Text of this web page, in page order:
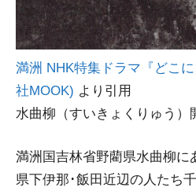
満洲 NHK特集ドラマ『どこ
社MOOK) より引用
水曲柳（すいきょくりゅう）
満洲国吉林省野藺県水曲柳に
県下伊那･飯田近辺の人たち